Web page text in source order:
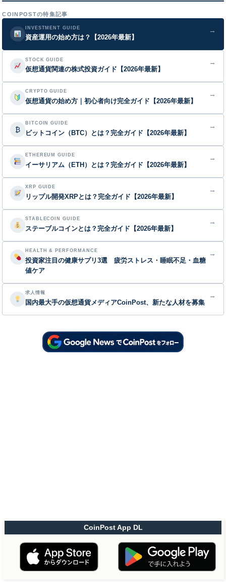
COINPOSTの特集記事
INVESTMENT GUIDE
資産運用の始め方は？【2026年最新】
→
STOCK GUIDE
仮想通貨関連の株式投資ガイド【2026年最新】
→
CRYPTO GUIDE
仮想通貨の始め方｜初心者向け完全ガイド【2026年最新】
→
₿
BITCOIN GUIDE
ビットコイン（BTC）とは？完全ガイド【2026年最新】
→
ETHEREUM GUIDE
イーサリアム（ETH）とは？完全ガイド【2026年最新】
→
XRP GUIDE
リップル開発XRPとは？完全ガイド【2026年最新】
→
STABLECOIN GUIDE
ステーブルコインとは？完全ガイド【2026年最新】
→
HEALTH & PERFORMANCE
投資家注目の健康サプリ3選 疲労ストレス・睡眠不足・血糖
値ケア
→
求人情報
国内最大手の仮想通貨メディアCoinPost、新たな人材を募集
→
CoinPost App DL